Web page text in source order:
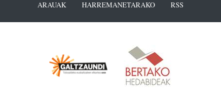
ARAUAK
HARREMANETARAKO RSS